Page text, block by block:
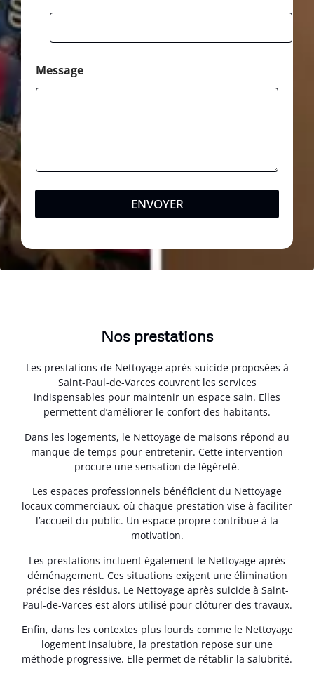
Message
ENVOYER
Nos prestations
Les prestations de Nettoyage après suicide proposées à
Saint-Paul-de-Varces couvrent les services
indispensables pour maintenir un espace sain. Elles
permettent d’améliorer le confort des habitants.
Dans les logements, le Nettoyage de maisons répond au
manque de temps pour entretenir. Cette intervention
procure une sensation de légèreté.
Les espaces professionnels bénéficient du Nettoyage
locaux commerciaux, où chaque prestation vise à faciliter
l’accueil du public. Un espace propre contribue à la
motivation.
Les prestations incluent également le Nettoyage après
déménagement. Ces situations exigent une élimination
précise des résidus. Le Nettoyage après suicide à Saint-
Paul-de-Varces est alors utilisé pour clôturer des travaux.
Enfin, dans les contextes plus lourds comme le Nettoyage
logement insalubre, la prestation repose sur une
méthode progressive. Elle permet de rétablir la salubrité.